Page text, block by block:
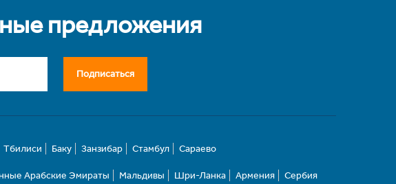
предложения
Подписаться
Тбилиси Баку Занзибар Стамбул Сараево
Арабские Эмираты Мальдивы Шри-Ланка Армения Сербия